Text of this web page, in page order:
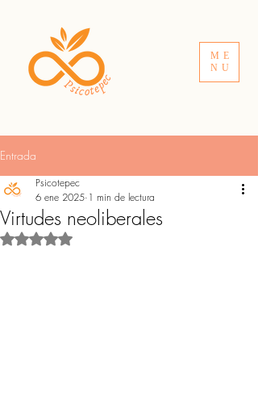
ME
NU
Entrada
Virtudes neoliberales
Psicotepec
6 ene 2025 1 min de lectura
Obtuvo NaN de 5 estrellas.